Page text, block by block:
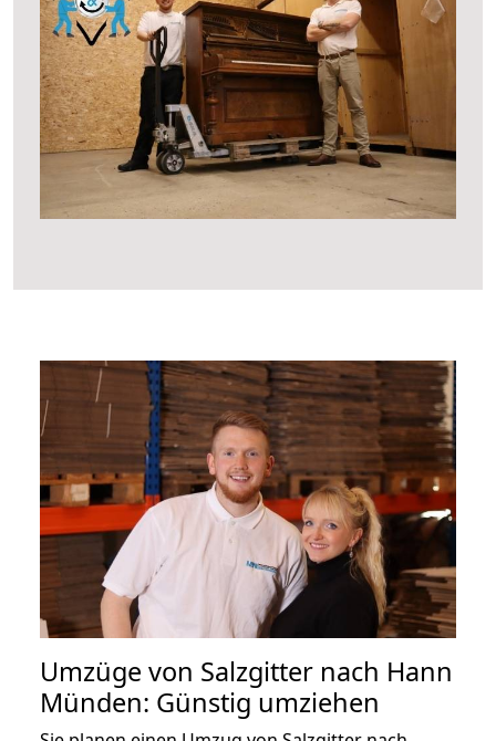
Umzüge von Salzgitter nach Hann
Münden: Günstig umziehen